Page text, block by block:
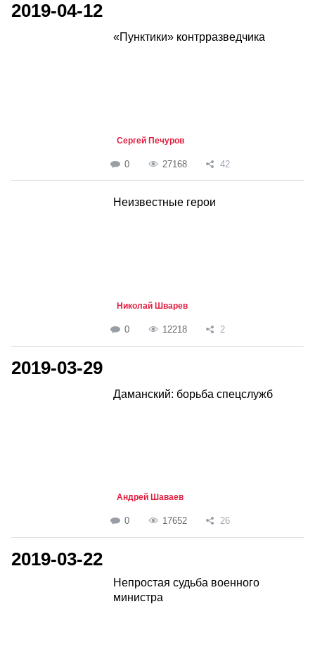
2019-04-12
«Пунктики» контрразведчика
Сергей Печуров
0 27168 42
Неизвестные герои
Николай Шварев
0 12218 2
2019-03-29
Даманский: борьба спецслужб
Андрей Шаваев
0 17652 26
2019-03-22
Непростая судьба военного
министра